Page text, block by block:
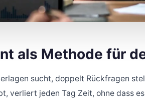
als Methode für
sucht, doppelt Rückfragen
verliert jeden Tag Zeit, ohne dass